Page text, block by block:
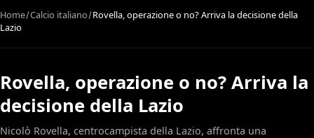
Home Calcio italiano Rovella, operazione o no? Arriva la decisione della
Lazio
Rovella, operazione o no? Arriva la
decisione della Lazio
Nicolò Rovella, centrocampista della Lazio, affronta una